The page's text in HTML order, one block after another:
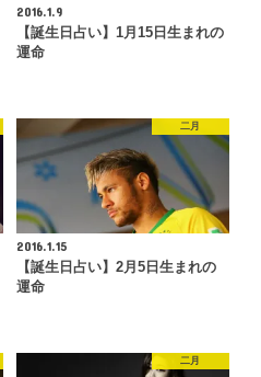
2016.1.9
【誕生日占い】1月15日生まれの
運命
二月
2016.1.15
【誕生日占い】2月5日生まれの
運命
二月